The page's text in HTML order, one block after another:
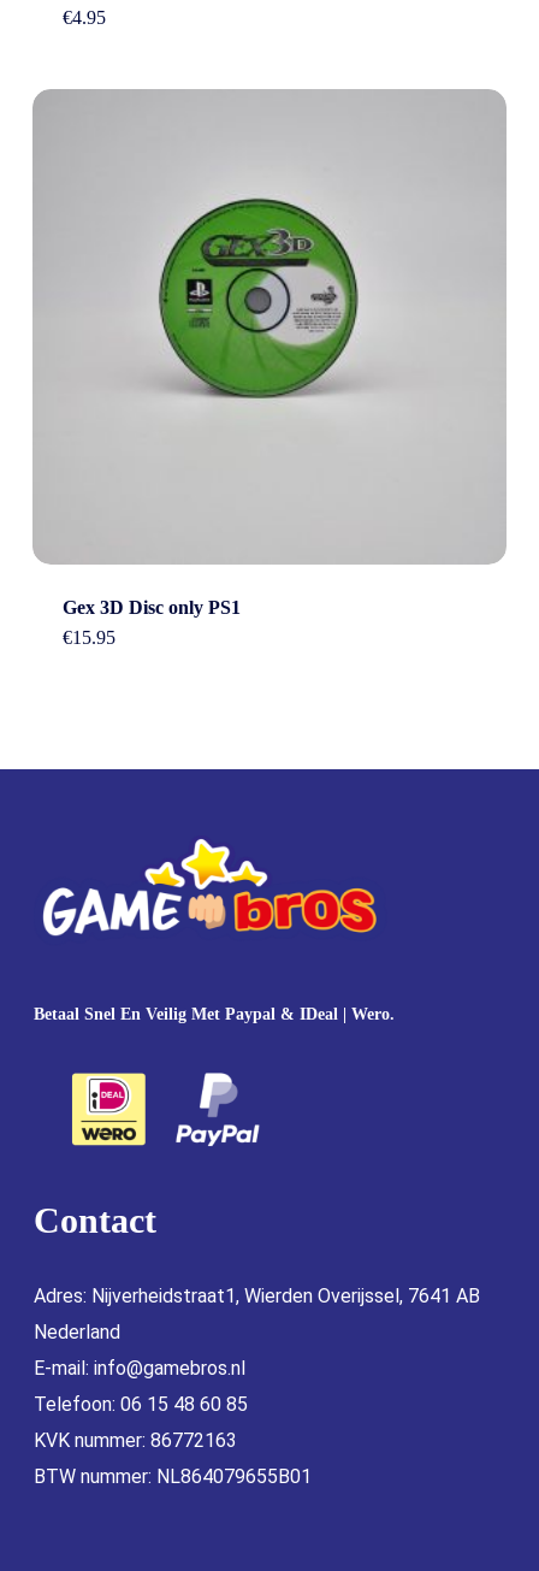
€4.95
Gex 3D Disc only PS1
€15.95
Betaal Snel En Veilig Met Paypal & IDeal | Wero.
Contact
Adres: Nijverheidstraat1, Wierden Overijssel, 7641 AB
Nederland
E-mail: info@gamebros.nl
Telefoon: 06 15 48 60 85
KVK nummer: 86772163
BTW nummer: NL864079655B01